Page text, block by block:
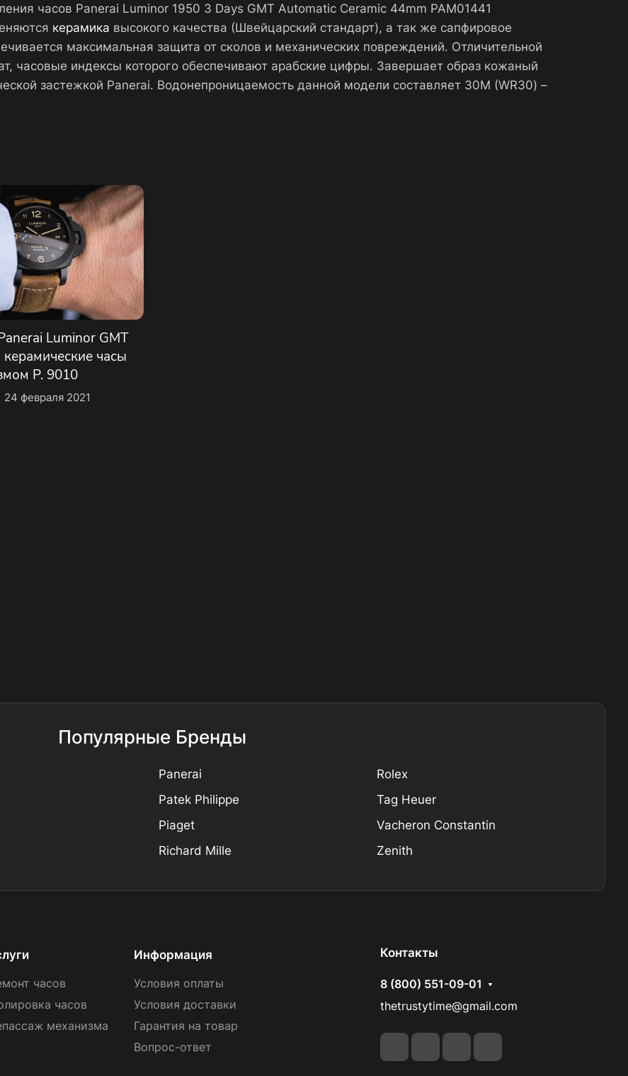
часов Panerai Luminor 1950 3 Days GMT Automatic Ceramic 44mm PAM01441
керамика высокого качества (Швейцарский стандарт), а так же сапфировое
максимальная защита от сколов и механических повреждений. Отличительной
часовые индексы которого обеспечивают арабские цифры. Завершает образ кожаный
застежкой Panerai. Водонепроницаемость данной модели составляет 30М (WR30) –
Luminor GMT
часы
P. 9010
24 февраля 2021
Популярные Бренды
Panerai
Patek Philippe
Piaget
Richard Mille
Rolex
Tag Heuer
Vacheron Constantin
Zenith
часов
часов
механизма
Информация
Условия оплаты
Условия доставки
Гарантия на товар
Вопрос-ответ
Контакты
8 (800) 551-09-01
thetrustytime@gmail.com